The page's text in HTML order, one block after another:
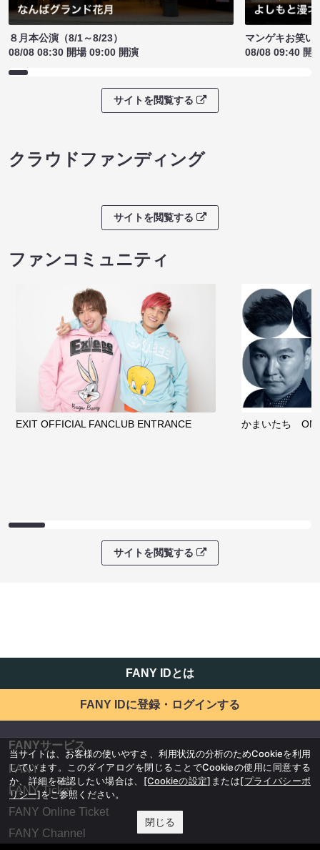
８月本公演（8/1～8/23）
08/08 08:30 開場 09:00 開演
マンゲキお笑い
08/08 09:40 開
サイトを閲覧する
クラウドファンディング
サイトを閲覧する
ファンコミュニティ
EXIT OFFICIAL FANCLUB ENTRANCE かまいたち
サイトを閲覧する
FANY IDとは
FANY IDに登録・ログインする
FANYサービス
FANY
FANY Ticket
FANY Online Ticket
FANY Channel
当サイトは、お客様の使いやすさ、利用状況の分析のためCookieを利用
しています。このダイアログを閉じることでCookieの使用に同意する
か、詳細を確認したい場合は、 [Cookieの設定] または[プライバシーポ
リシー]をご参照ください。
閉じる